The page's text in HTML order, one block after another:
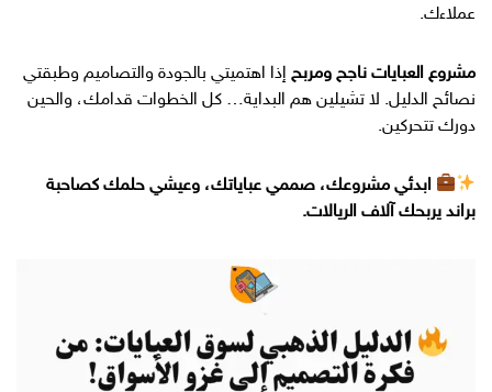
عملاءك.
مشروع العبايات ناجح ومربح إذا اهتميتي بالجودة والتصاميم وطبقتي
نصائح الدليل. لا تشيلين هم البداية… كل الخطوات قدامك، والحين
دورك تتحركين.
ابدئي مشروعك، صممي عباياتك، وعيشي حلمك كصاحبة
براند يربحك آلاف الريالات.